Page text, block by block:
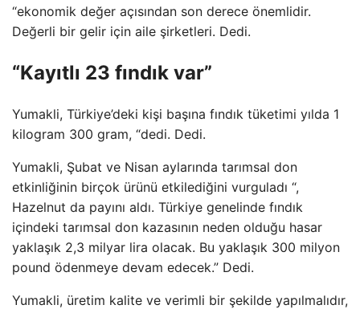
“ekonomik değer açısından son derece önemlidir.
Değerli bir gelir için aile şirketleri. Dedi.
“Kayıtlı 23 fındık var”
Yumakli, Türkiye’deki kişi başına fındık tüketimi yılda 1
kilogram 300 gram, “dedi. Dedi.
Yumakli, Şubat ve Nisan aylarında tarımsal don
etkinliğinin birçok ürünü etkilediğini vurguladı “,
Hazelnut da payını aldı. Türkiye genelinde fındık
içindeki tarımsal don kazasının neden olduğu hasar
yaklaşık 2,3 milyar lira olacak. Bu yaklaşık 300 milyon
pound ödenmeye devam edecek.” Dedi.
Yumakli, üretim kalite ve verimli bir şekilde yapılmalıdır,